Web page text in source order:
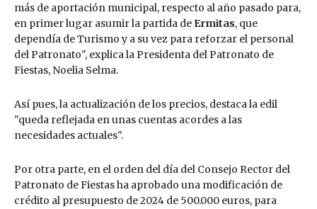
más de aportación municipal, respecto al año pasado para,
en primer lugar asumir la partida de Ermitas, que
dependía de Turismo y a su vez para reforzar el personal
del Patronato", explica la Presidenta del Patronato de
Fiestas, Noelia Selma.
Así pues, la actualización de los precios, destaca la edil
"queda reflejada en unas cuentas acordes a las
necesidades actuales".
Por otra parte, en el orden del día del Consejo Rector del
Patronato de Fiestas ha aprobado una modificación de
crédito al presupuesto de 2024 de 500.000 euros, para